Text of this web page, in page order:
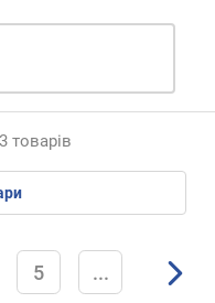
товарів
5 ...